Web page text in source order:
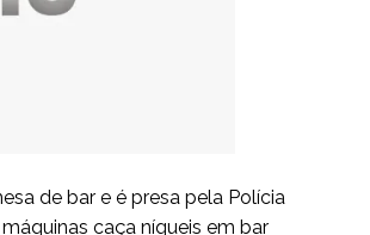
de bar e é presa pela Polícia
caça níqueis em bar